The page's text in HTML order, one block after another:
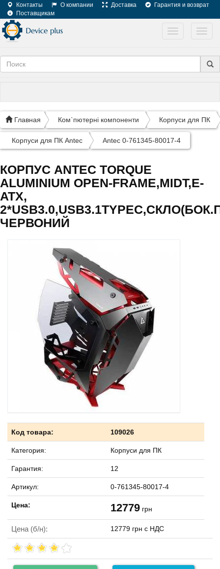
Контакты О компании Доставка
Гарантия и возврат
Поставщикам
Toggle
Главная Ком`пютерні компоненти Корпуси для ПК
Корпуси для ПК Antec Antec 0-761345-80017-4
КОРПУС ANTEC TORQUE
ALUMINIUM OPEN-FRAME,MIDT,E-
ATX,
ЧЕРВОНИЙ
Код товара: 109026
Категория: Корпуси для ПК
Гарантия: 12
Артикул: 0-761345-80017-4
Цена: 12779 грн
Цена (б/н): 12779 грн с НДС